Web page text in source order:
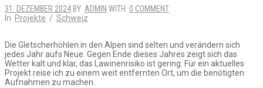
31. DEZEMBER 2024 BY ADMIN WITH 0 COMMENT
In Projekte / Schweiz
Die Gletscherhöhlen in den Alpen sind selten und verändern sich
jedes Jahr aufs Neue. Gegen Ende dieses Jahres zeigt sich das
Wetter kalt und klar, das Lawinenrisiko ist gering. Für ein aktuelles
Projekt reise ich zu einem weit entfernten Ort, um die benötigten
Aufnahmen zu machen.